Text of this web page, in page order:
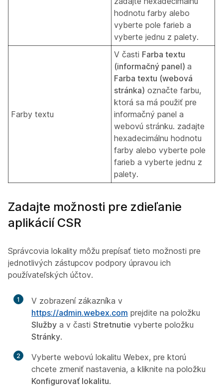
hodnotu farby alebo
vyberte pole farieb a
vyberte jednu z palety.
Farby textu
V časti Farba textu
(informačný panel) a
Farba textu (webová
stránka) označte farbu,
ktorá sa má použiť pre
informačný panel a
webovú stránku. zadajte
hexadecimálnu hodnotu
farby alebo vyberte pole
farieb a vyberte jednu z
palety.
Zadajte možnosti pre zdieľanie
aplikácií CSR
Správcovia lokality môžu prepísať tieto možnosti pre
jednotlivých zástupcov podpory úpravou ich
používateľských účtov.
1
V zobrazení zákazníka v
https://admin.webex.com prejdite na položku
Služby a v časti Stretnutie vyberte položku
Stránky.
2
Vyberte webovú lokalitu Webex, pre ktorú
chcete zmeniť nastavenia, a kliknite na položku
Konfigurovať lokalitu.